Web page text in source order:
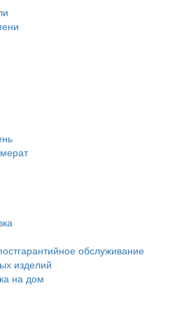
обслуживание
изделий
на дом